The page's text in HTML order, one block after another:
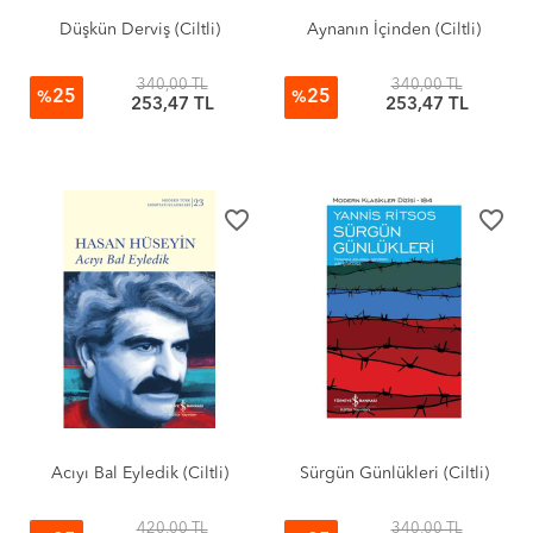
Düşkün Derviş (Ciltli)
%25
340,00 TL
253,47 TL
Aynanın İçinden (Ciltli)
%25
340,00 TL
253,47 TL
favorite_border
Acıyı Bal Eyledik (Ciltli)
420,00 TL
favorite_border
Sürgün Günlükleri (Ciltli)
340,00 TL